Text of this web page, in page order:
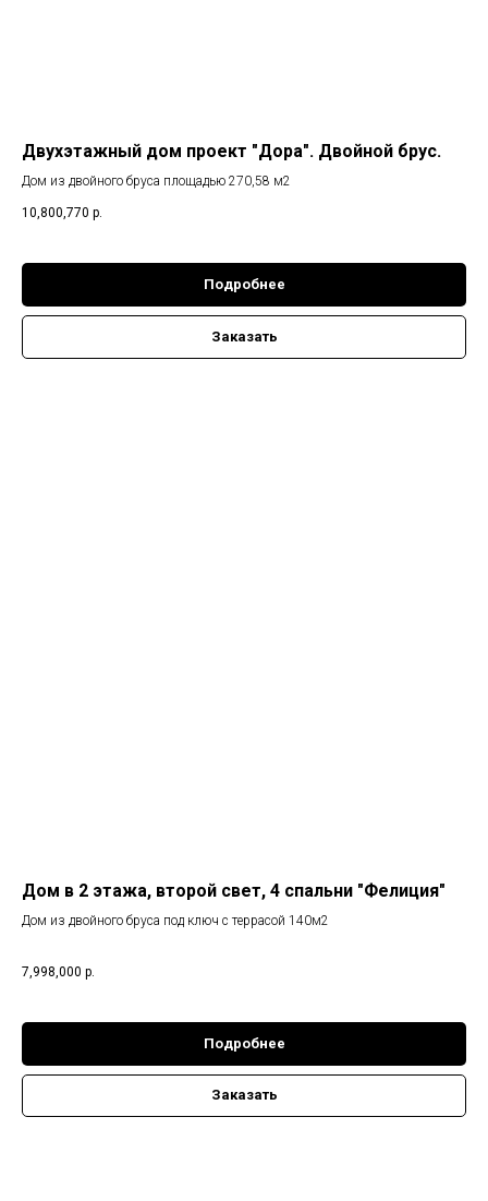
Двухэтажный дом проект "Дора". Двойной брус.
Дом из двойного бруса площадью 270,58 м2
10,800,770 р.
Подробнее
Заказать
Дом в 2 этажа, второй свет, 4 спальни "Фелиция"
Дом из двойного бруса под ключ с террасой 140м2
7,998,000 р.
Подробнее
Заказать